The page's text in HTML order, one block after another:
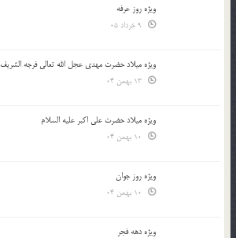
ویژه روز عرفه
ویژه میلاد حضرت مهدی عجل الله تعالی فرجه الشريف
ویژه میلاد حضرت علی اکبر علیه السلام
ویژه روز جوان
ویژه دهه فجر